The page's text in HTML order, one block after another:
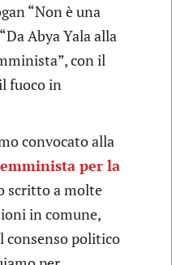
“Non è una
Abya Yala alla
con il
fuoco in
convocato alla
per la
scritto a molte
in comune,
consenso politico